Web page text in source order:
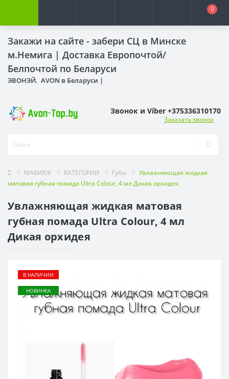
Закажи на сайте - забери СЦ в Минске
м.Немига | Доставка Европочтой/
Белпочтой по Беларуси
ЭВОНЭЙ. AVON в Беларуси |
0
Звонок и Viber +375336310170
Заказать звонок
МАКИЯЖ КАТЕГОРИИ Губы
Увлажняющая жидкая
матовая губная помада Ultra Colour, 4 мл Дикая орхидея
Увлажняющая жидкая матовая
губная помада Ultra Colour, 4 мл
Дикая орхидея
В НАЛИЧИИ
НОВИНКА